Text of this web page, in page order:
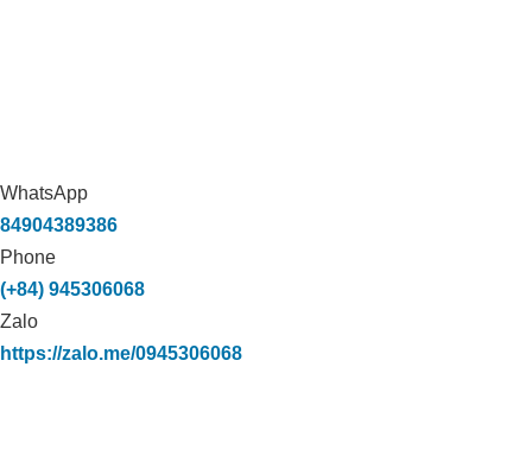
WhatsApp
84904389386
Phone
(+84) 945306068
Zalo
https://zalo.me/0945306068